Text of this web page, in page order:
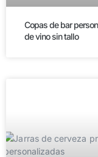
Copas de bar
de vino sin tallo